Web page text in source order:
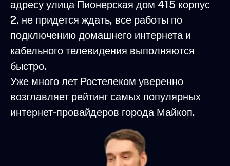
адресу улица Пионерская дом 415 корпус
2, не придется ждать, все работы по
подключению домашнего интернета и
кабельного телевидения выполняются
быстро.
Уже много лет Ростелеком уверенно
возглавляет рейтинг самых популярных
интернет-провайдеров города Майкоп.